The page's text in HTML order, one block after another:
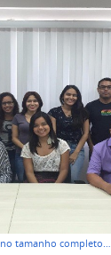
tamanho completo…